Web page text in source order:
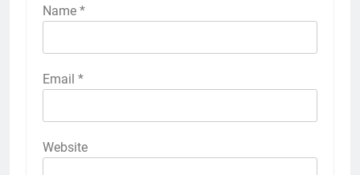
Name *
Email *
Website